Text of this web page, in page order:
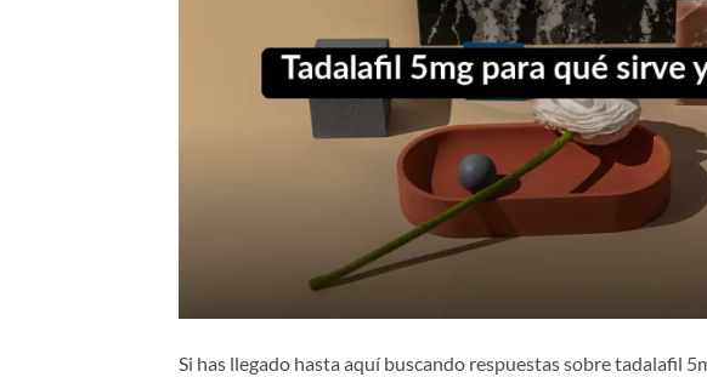
Si has llegado hasta aquí buscando respuestas sobre tadalafil